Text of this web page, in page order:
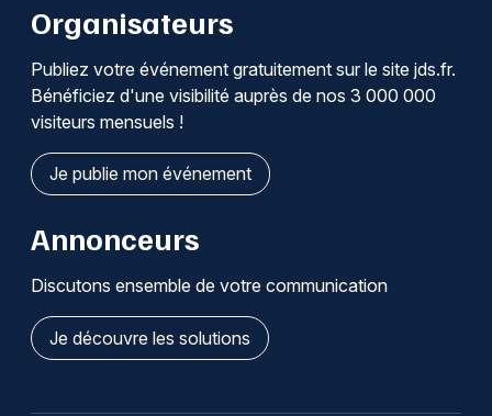
Organisateurs
Publiez votre événement gratuitement sur le site jds.fr.
Bénéficiez d'une visibilité auprès de nos 3 000 000
visiteurs mensuels !
Je publie mon événement
Annonceurs
Discutons ensemble de votre communication
Je découvre les solutions